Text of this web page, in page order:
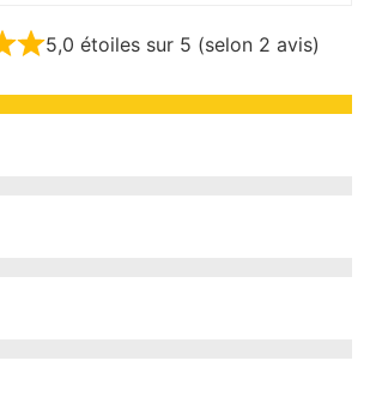
5,0 étoiles sur 5 (selon 2 avis)